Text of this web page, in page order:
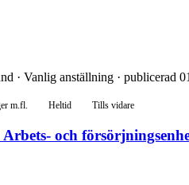
· Vanlig anställning · publicerad
m.fl. Heltid Tills vidare
och